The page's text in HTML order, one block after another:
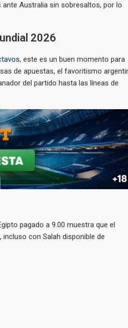
Australia sin sobresaltos, por lo
2026
, este es un buen momento para
de apuestas, el favoritismo
del partido hasta las líneas de
pagado a 9.00 muestra que el
con Salah disponible de